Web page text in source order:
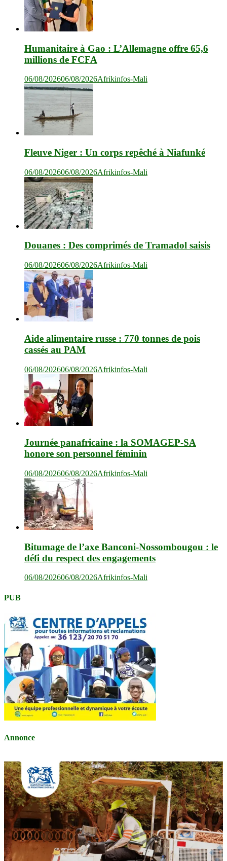
Humanitaire à Gao : L’Allemagne offre 65,6
millions de FCFA
06/08/202606/08/2026Afrikinfos-Mali
Fleuve Niger : Un corps repêché à Niafunké
06/08/202606/08/2026Afrikinfos-Mali
Douanes : Des comprimés de Tramadol saisis
06/08/202606/08/2026Afrikinfos-Mali
Aide alimentaire russe : 770 tonnes de pois
cassés au PAM
06/08/202606/08/2026Afrikinfos-Mali
Journée panafricaine : la SOMAGEP-SA
honore son personnel féminin
06/08/202606/08/2026Afrikinfos-Mali
Bitumage de l’axe Banconi-Nossombougou : le
défi du respect des engagements
06/08/202606/08/2026Afrikinfos-Mali
PUB
Annonce